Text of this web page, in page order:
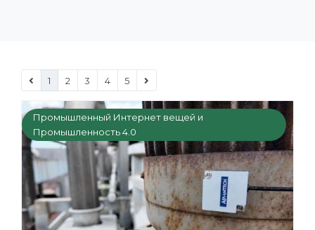
1 2 3 4 5
Промышленный Интернет вещей и
Промышленность 4.0